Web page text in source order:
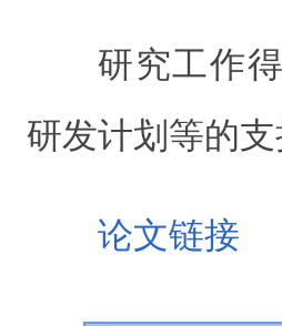
研究工作
研发计划等的支
论文链接